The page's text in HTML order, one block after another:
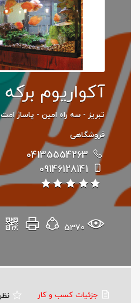
آکواریوم برکه
تبریز - سه راه امین - پاساژ امت -
فروشگاهی
04135554263
09146128141
5370
جزئیات کسب و کار